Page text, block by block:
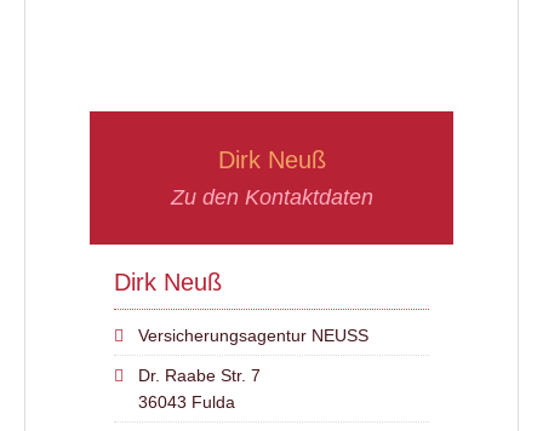
Dirk Neuß
Zu den Kontaktdaten
Dirk Neuß
Versicherungsagentur NEUSS
Dr. Raabe Str. 7
36043 Fulda